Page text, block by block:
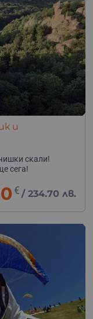
и
скали!
сега!
€ /234.70 лв.